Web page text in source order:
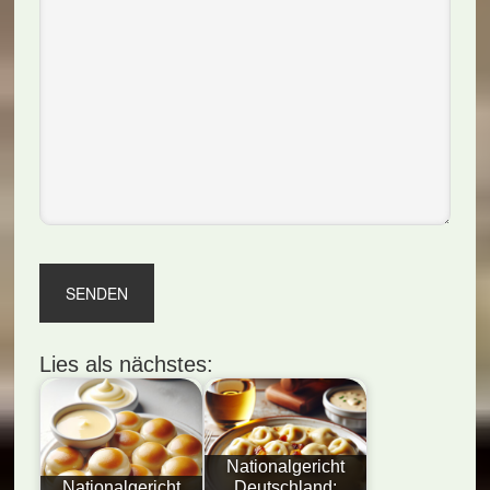
Lies als nächstes:
Nationalgericht